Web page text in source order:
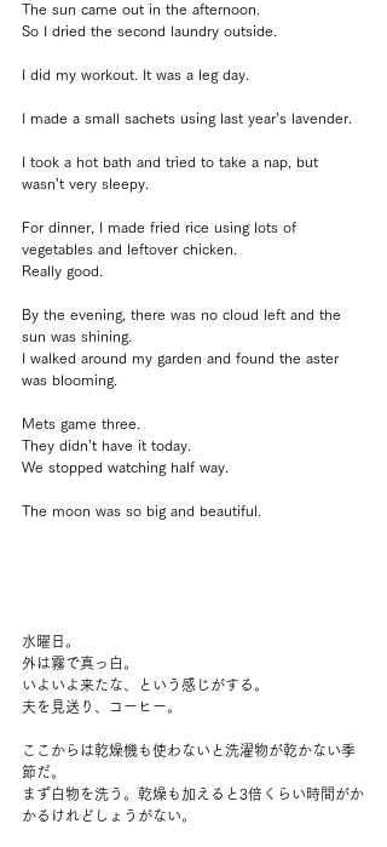
The sun came out in the afternoon.
So I dried the second laundry outside.
I did my workout. It was a leg day.
I made a small sachets using last year’s lavender.
I took a hot bath and tried to take a nap, but
wasn’t very sleepy.
For dinner, I made fried rice using lots of
vegetables and leftover chicken.
Really good.
By the evening, there was no cloud left and the
sun was shining.
I walked around my garden and found the aster
was blooming.
Mets game three.
They didn’t have it today.
We stopped watching half way.
The moon was so big and beautiful.
水曜日。
外は霧で真っ白。
いよいよ来たな、という感じがする。
夫を見送り、コーヒー。
ここからは乾燥機も使わないと洗濯物が乾かない季
節だ。
まず白物を洗う。乾燥も加えると3倍くらい時間がか
かるけれどしょうがない。